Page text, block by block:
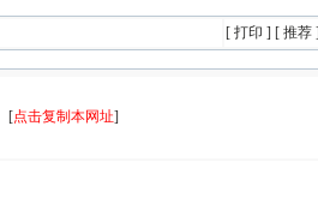
[ 打印 ] [ 推荐
[点击复制本网址]